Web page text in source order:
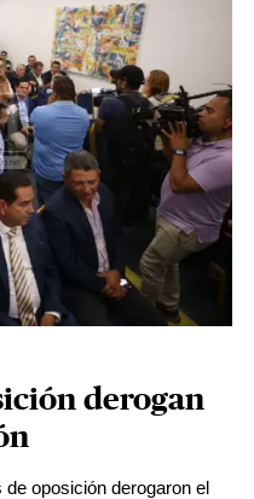
derogan
oposición derogaron el